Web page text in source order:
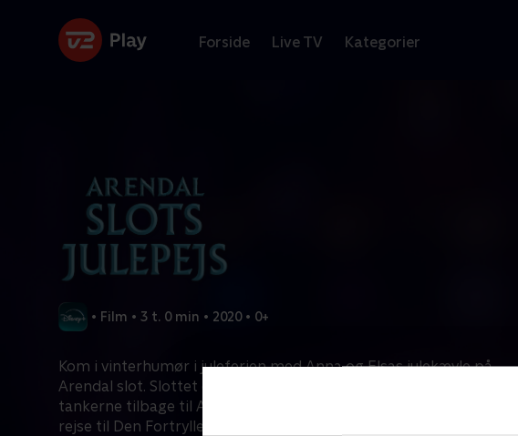
Forside Live TV Kategorier
• Film • 3 t. 0 min • 2020 • 0+
Kom i vinterhumør i juleferien med Anna og Elsas julekævle på
Arendal slot. Slottet er pyntet op med genstande, der fører
tankerne tilbage til Anna, Elsa, Olaf, Kristoff og Svens seneste
rejse til Den Fortryllede Skov. Glædelig jul fra Arendal.